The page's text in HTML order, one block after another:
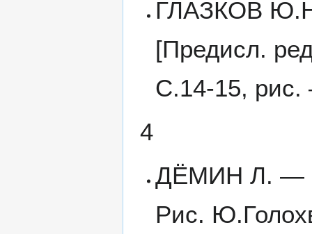
ГЛАЗКОВ
[Предисл.
С.14-15, рис.
4
ДЁМИН Л. —
Рис.